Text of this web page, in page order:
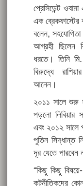
প্রেসিডেন্ট
এক ব্রেকফাস্টের
বলেন, সহযোগিতা
আগ্রহী ছিলেন
ধরতে। তিনি
বিরুদ্ধে
আনেন।
২০১১ সালে শুরু
পড়লো লিবিয়ার
এবং ২০১২ সালে
পুতিন সিদ্ধান্ত
দূর যেতে
“কিছু কিছু
কূটনীতিকদের